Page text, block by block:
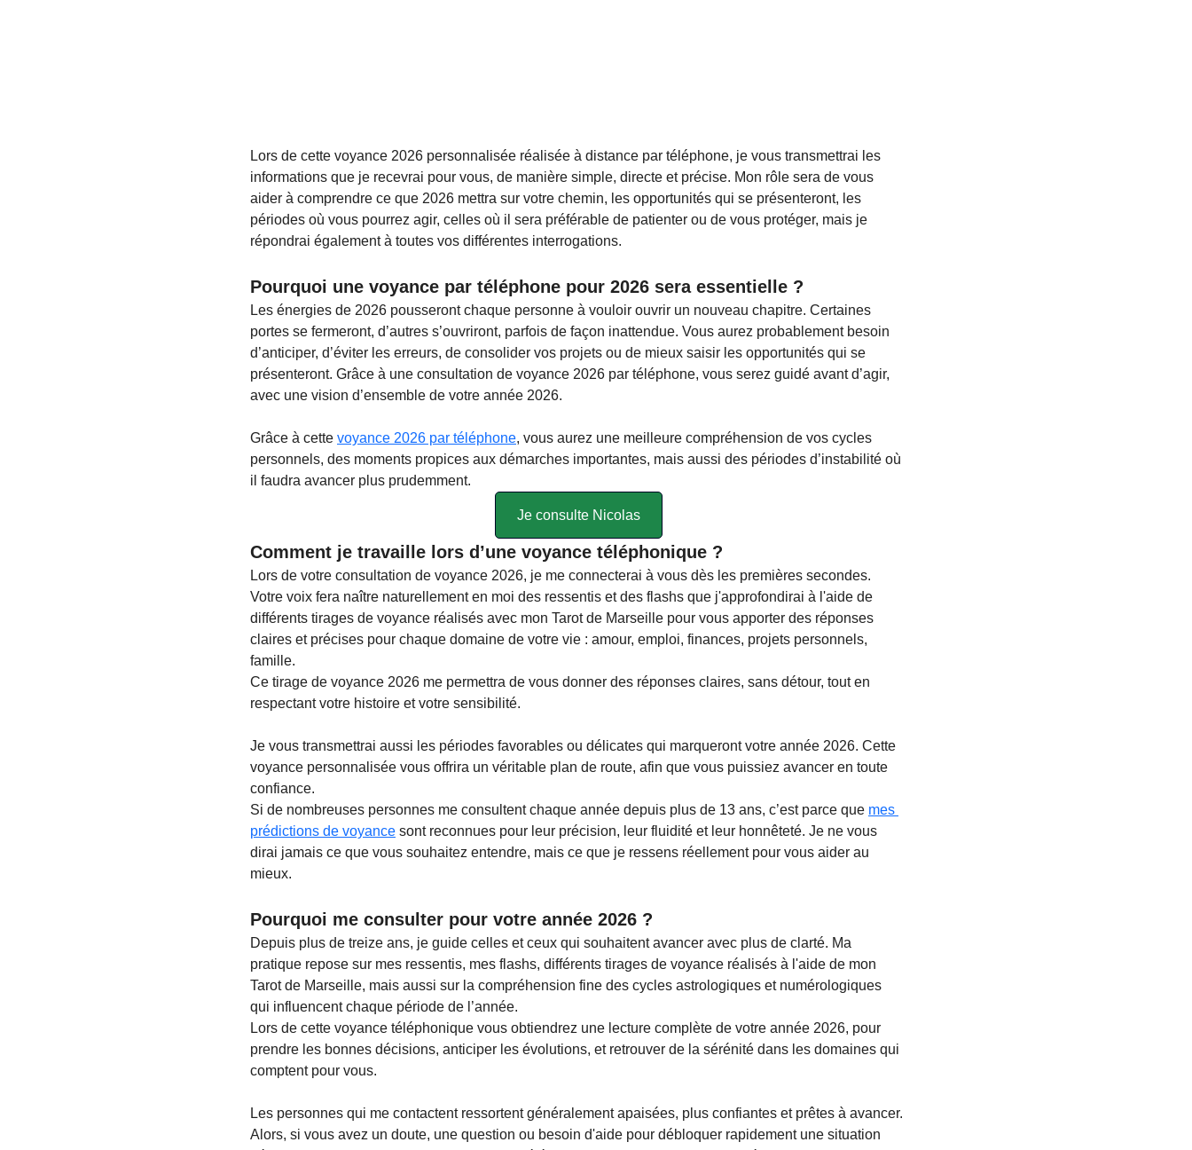
Lors de cette voyance 2026 personnalisée réalisée à distance par téléphone, je vous transmettrai les
informations que je recevrai pour vous, de manière simple, directe et précise. Mon rôle sera de vous
aider à comprendre ce que 2026 mettra sur votre chemin, les opportunités qui se présenteront, les
périodes où vous pourrez agir, celles où il sera préférable de patienter ou de vous protéger, mais je
répondrai également à toutes vos différentes interrogations.
Pourquoi une voyance par téléphone pour 2026 sera essentielle ?
Les énergies de 2026 pousseront chaque personne à vouloir ouvrir un nouveau chapitre. Certaines
portes se fermeront, d’autres s’ouvriront, parfois de façon inattendue. Vous aurez probablement besoin
d’anticiper, d’éviter les erreurs, de consolider vos projets ou de mieux saisir les opportunités qui se
présenteront. Grâce à une consultation de voyance 2026 par téléphone, vous serez guidé avant d’agir,
avec une vision d’ensemble de votre année 2026.
Grâce à cette voyance 2026 par téléphone, vous aurez une meilleure compréhension de vos cycles
personnels, des moments propices aux démarches importantes, mais aussi des périodes d’instabilité où
il faudra avancer plus prudemment.
Je consulte Nicolas
Comment je travaille lors d’une voyance téléphonique ?
Lors de votre consultation de voyance 2026, je me connecterai à vous dès les premières secondes.
Votre voix fera naître naturellement en moi des ressentis et des flashs que j'approfondirai à l'aide de
différents tirages de voyance réalisés avec mon Tarot de Marseille pour vous apporter des réponses
claires et précises pour chaque domaine de votre vie : amour, emploi, finances, projets personnels,
famille.
Ce tirage de voyance 2026 me permettra de vous donner des réponses claires, sans détour, tout en
respectant votre histoire et votre sensibilité.
Je vous transmettrai aussi les périodes favorables ou délicates qui marqueront votre année 2026. Cette
voyance personnalisée vous offrira un véritable plan de route, afin que vous puissiez avancer en toute
confiance.
Si de nombreuses personnes me consultent chaque année depuis plus de 13 ans, c’est parce que mes
prédictions de voyance sont reconnues pour leur précision, leur fluidité et leur honnêteté. Je ne vous
dirai jamais ce que vous souhaitez entendre, mais ce que je ressens réellement pour vous aider au
mieux.
Pourquoi me consulter pour votre année 2026 ?
Depuis plus de treize ans, je guide celles et ceux qui souhaitent avancer avec plus de clarté. Ma
pratique repose sur mes ressentis, mes flashs, différents tirages de voyance réalisés à l'aide de mon
Tarot de Marseille, mais aussi sur la compréhension fine des cycles astrologiques et numérologiques
qui influencent chaque période de l’année.
Lors de cette voyance téléphonique vous obtiendrez une lecture complète de votre année 2026, pour
prendre les bonnes décisions, anticiper les évolutions, et retrouver de la sérénité dans les domaines qui
comptent pour vous.
Les personnes qui me contactent ressortent généralement apaisées, plus confiantes et prêtes à avancer.
Alors, si vous avez un doute, une question ou besoin d'aide pour débloquer rapidement une situation